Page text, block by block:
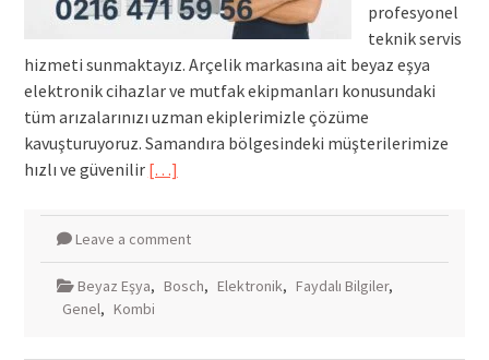
profesyonel
teknik servis
hizmeti sunmaktayız. Arçelik markasına ait beyaz eşya
elektronik cihazlar ve mutfak ekipmanları konusundaki
tüm arızalarınızı uzman ekiplerimizle çözüme
kavuşturuyoruz. Samandıra bölgesindeki müşterilerimize
hızlı ve güvenilir […]
Leave a comment
Beyaz Eşya, Bosch, Elektronik, Faydalı Bilgiler,
Genel, Kombi